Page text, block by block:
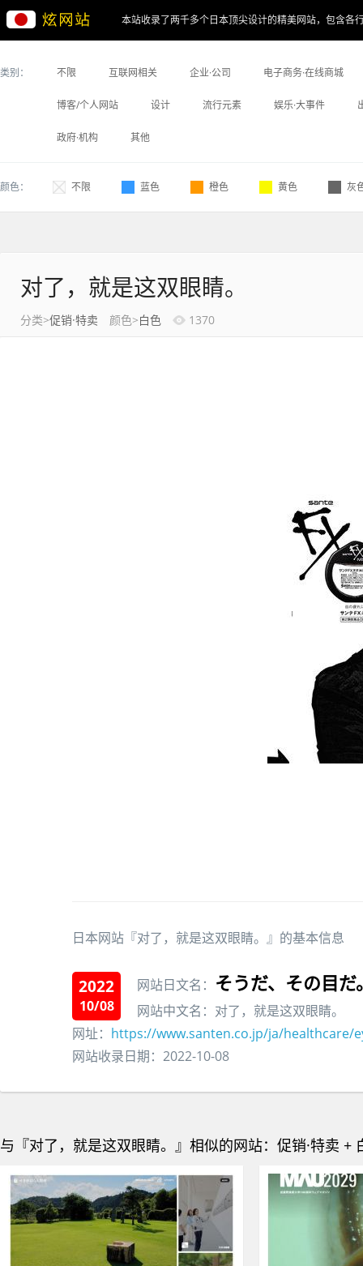
本站收录了两千多个日本顶尖设计的精美网站，包含各
类别： 不限 互联网相关 企业·公司 电子商务·在线商城
博客/个人网站 设计 流行元素 娱乐·大事件
政府·机构 其他
颜色： 不限 蓝色 橙色 黄色 灰
对了，就是这双眼睛。
分类>促销·特卖 颜色>白色 1370
日本网站『对了，就是这双眼睛。』的基本信息
2022
10/08
网站日文名： そうだ、その目だ
网站中文名：对了，就是这双眼睛。
网址： https://www.santen.co.jp/ja/
网站收录日期：2022-10-08
与『对了，就是这双眼睛。』相似的网站：促销·特卖 +